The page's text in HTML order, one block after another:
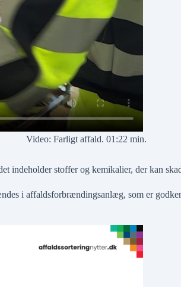
Video: Farligt affald. 01:22 min.
indeholder stoffer og kemikalier, der kan
i affaldsforbrændingsanlæg, som er